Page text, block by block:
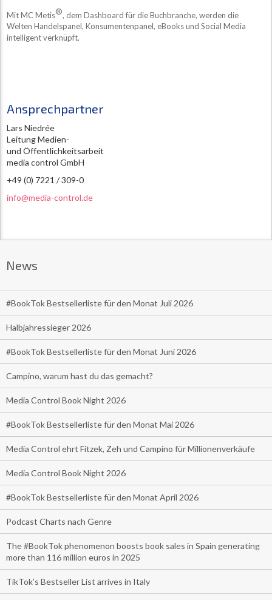
Mit MC Metis®, dem Dashboard für die Buchbranche, werden die
Welten Handelspanel, Konsumentenpanel, eBooks und Social Media
intelligent verknüpft.
Ansprechpartner
Lars Niedrée
Leitung Medien-
und Öffentlichkeitsarbeit
media control GmbH
+49 (0) 7221 / 309-0
info@media-control.de
News
#BookTok Bestsellerliste für den Monat Juli 2026
Halbjahressieger 2026
#BookTok Bestsellerliste für den Monat Juni 2026
Campino, warum hast du das gemacht?
Media Control Book Night 2026
#BookTok Bestsellerliste für den Monat Mai 2026
Media Control ehrt Fitzek, Zeh und Campino für Millionenverkäufe
Media Control Book Night 2026
#BookTok Bestsellerliste für den Monat April 2026
Podcast Charts nach Genre
The #BookTok phenomenon boosts book sales in Spain generating
more than 116 million euros in 2025
TikTok’s Bestseller List arrives in Italy